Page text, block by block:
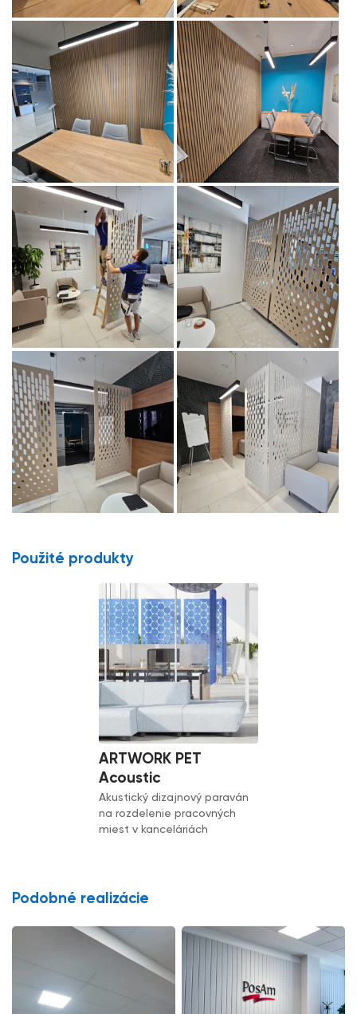
Použité produkty
ARTWORK PET
Acoustic
Akustický dizajnový paraván
na rozdelenie pracovných
miest v kanceláriách
Podobné realizácie